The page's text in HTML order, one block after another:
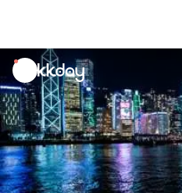
unread
notifications